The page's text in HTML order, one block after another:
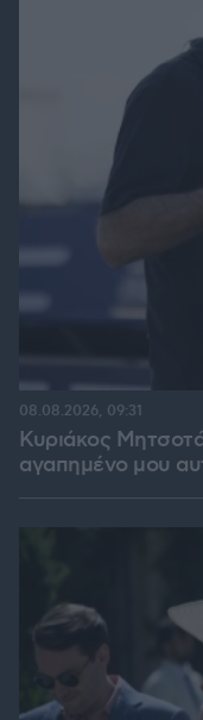
Κυριάκος
αγαπημένο μου
08.08.2026, 09:31